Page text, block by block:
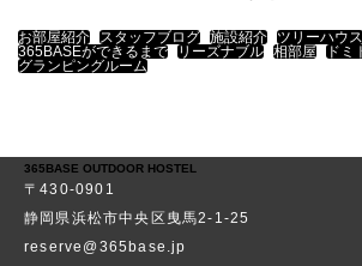
お部屋紹介 スタッフブログ 施設紹介 ツリーハウス
365BASEができるまで リーズナブル 相部屋 ドミ
グランピングルーム
365BASE OUTDOOR HOSTEL
〒430-0901
静岡県浜松市中央区曳馬2-1-25
reserve@365base.jp